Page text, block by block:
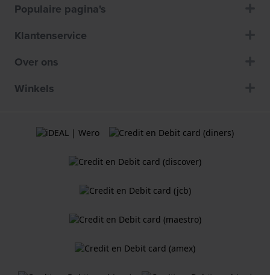
Populaire pagina's
Klantenservice
Over ons
Winkels